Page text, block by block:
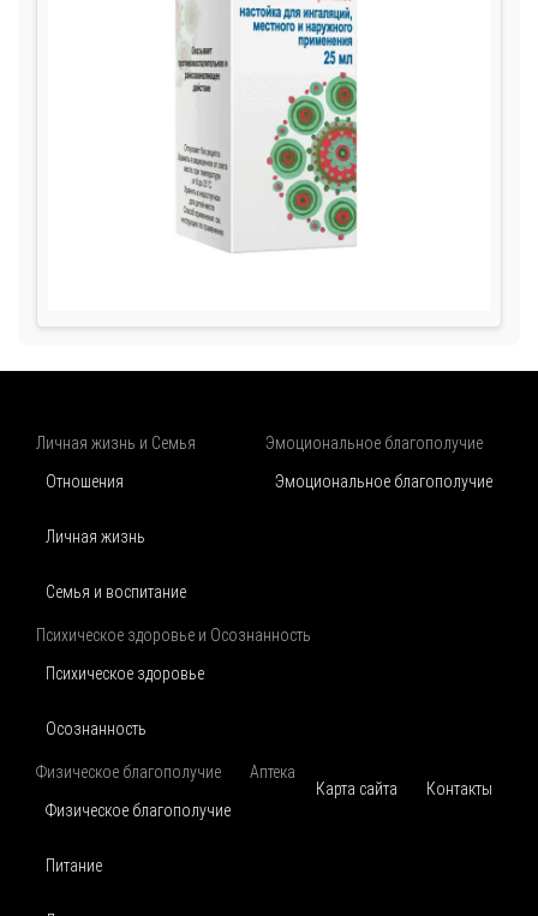
Личная жизнь и Семья
Отношения
Личная жизнь
Семья и воспитание
Эмоциональное благополучие
Эмоциональное благополучие
Психическое здоровье и Осознанность
Психическое здоровье
Осознанность
Физическое благополучие
Физическое благополучие
Питание
Аптека
Карта сайта
Контакты